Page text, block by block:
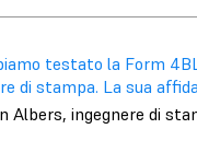
testato la Form
di stampa. La sua
Albers, ingegnere di